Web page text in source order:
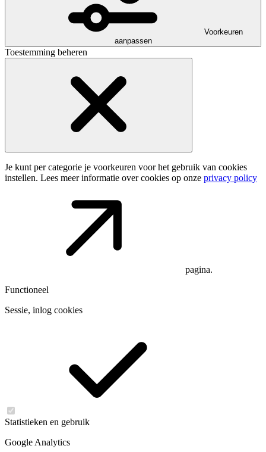
Voorkeuren
aanpassen
Toestemming beheren
Je kunt per categorie je voorkeuren voor het gebruik van cookies
instellen. Lees meer informatie over cookies op onze privacy policy
pagina.
Functioneel
Sessie, inlog cookies
Statistieken en gebruik
Google Analytics